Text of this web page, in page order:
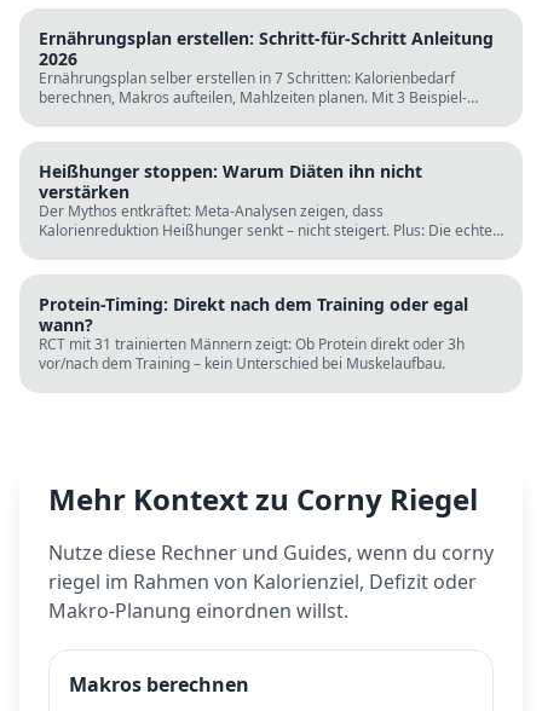
Ernährungsplan erstellen: Schritt-für-Schritt Anleitung
2026
Ernährungsplan selber erstellen in 7 Schritten: Kalorienbedarf
berechnen, Makros aufteilen, Mahlzeiten planen. Mit 3 Beispiel-
Heißhunger stoppen: Warum Diäten ihn nicht
verstärken
Der Mythos entkräftet: Meta-Analysen zeigen, dass
Kalorienreduktion Heißhunger senkt – nicht steigert. Plus: Die echten
Protein-Timing: Direkt nach dem Training oder egal
wann?
RCT mit 31 trainierten Männern zeigt: Ob Protein direkt oder 3h
vor/nach dem Training – kein Unterschied bei Muskelaufbau.
Mehr Kontext zu Corny Riegel
Nutze diese Rechner und Guides, wenn du corny
riegel im Rahmen von Kalorienziel, Defizit oder
Makro-Planung einordnen willst.
Makros berechnen